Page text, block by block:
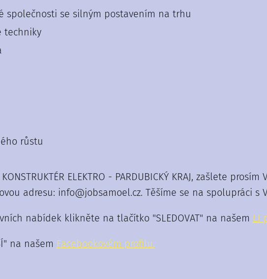
společnosti se silným postavením na trhu
techniky
růstu
ELEKTRO - PARDUBICKÝ KRAJ, zašlete
adresu: info@jobsamoel.cz. Těšíme se na spolupráci s
nabídek klikněte na tlačítko "SLEDOVAT" na našem LI
na našem Facebookovém profilu.